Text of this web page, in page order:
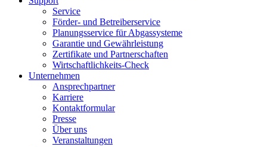
Service
Förder- und Betreiberservice
Planungsservice für Abgassysteme
Garantie und Gewährleistung
Zertifikate und Partnerschaften
Wirtschaftlichkeits-Check
Unternehmen
Ansprechpartner
Karriere
Kontaktformular
Presse
Über uns
Veranstaltungen